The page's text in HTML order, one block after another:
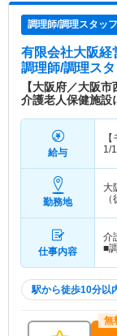
調理師/調理スタッフ
有限会社大阪経
調理師/調理ス
【大阪府／大阪
介護老人保健施設
給与
1/
勤務地
大
仕事内容
介
■
駅から徒歩10分以